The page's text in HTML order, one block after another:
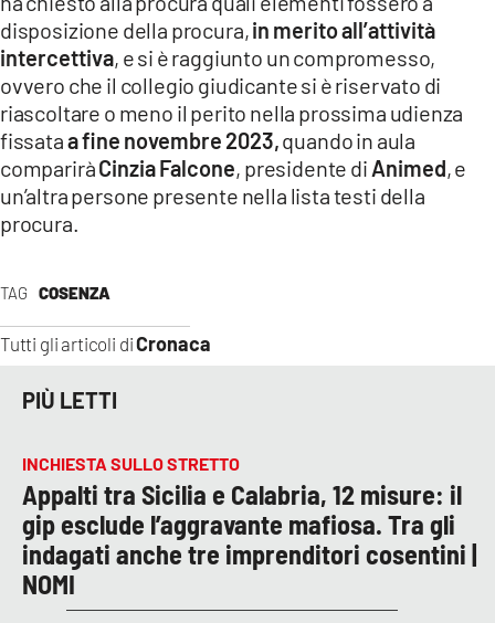
TAG COSENZA
Tutti gli articoli diCronaca
disposizione della procura,in merito all’attività
intercettiva, e si è raggiunto un compromesso,
ovvero che il collegio giudicante si è riservato di
riascoltare o meno il perito nella prossima udienza
fissataa fine novembre 2023,quando in aula
compariràCinzia Falcone, presidente di Animed, e
un’altra persone presente nella lista testi della
procura.
PIÙ LETTI
INCHIESTA SULLO STRETTO
Appalti tra Sicilia e Calabria, 12 misure: il
gip esclude l’aggravante mafiosa. Tra gli
indagati anche tre imprenditori cosentini |
NOMI